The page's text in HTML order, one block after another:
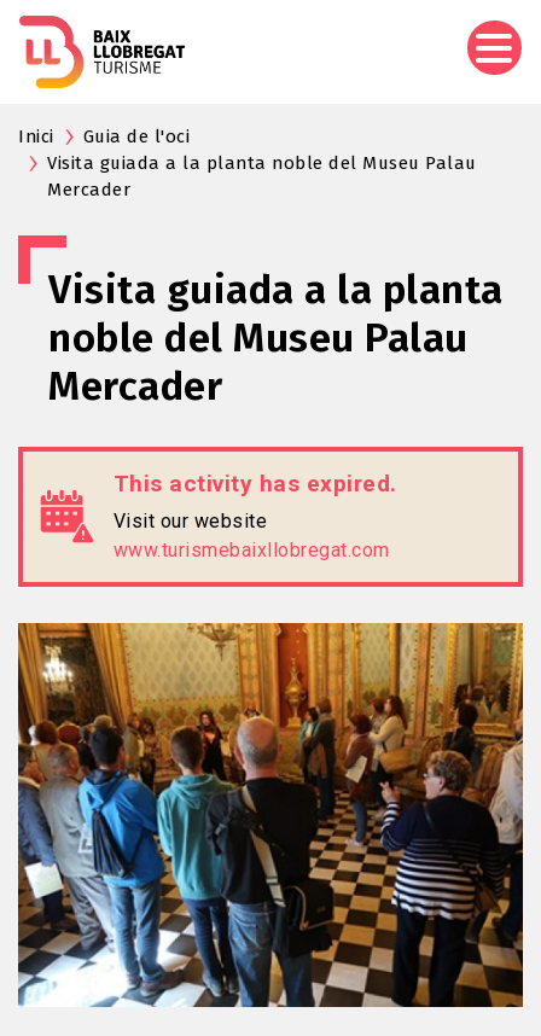
Inici
Guia de l'oci
Visita guiada a la planta noble del Museu Palau
Mercader
Visita guiada a la planta
noble del Museu Palau
Mercader
This activity has expired.
Visit our website
www.turismebaixllobregat.com